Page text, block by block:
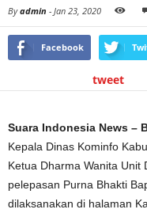
Byadmin - Jan 23, 2020
Facebook
tweet
Suara Indonesia News –
Kepala Dinas Kominfo
Ketua Dharma Wanita Unit
pelepasan Purna Bhakti
dilaksanakan di halaman